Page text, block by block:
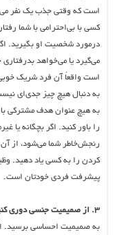
است که وقتی جذب یک نفر
کسی با بی‌احترامی با شما
درمورد شخصیت او بگیرید.
می‌گیرد یا می‌خواهد
است واقعاً آن فرد شریک
به دنبال هیچ چیز جدی‌ای نیست
به هیچ عنوان هدف مشترکی
را باور کنید. اگر بچگانه یا
رنجش‌خاطر شما می‌شود، از آن
کردن را به کسی یاد دهید.
پیشرفت فردی خودتان است.
۳. از صمیمیت جنسی دوری کنید.
به صمیمیت احساسی برسید.